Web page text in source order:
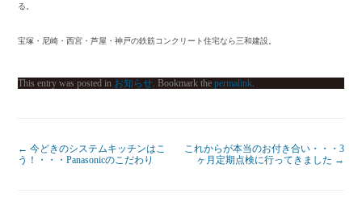
る。
宝塚・尼崎・西宮・芦屋・神戸の鉄筋コンクリート住宅なら三和建設。
This entry was posted in お知らせ. Bookmark thepermalink.
← 今どきのシステムキッチンはこ
う！・・・Panasonicのこだわり
これからが本当のお付き合い・・・3
ヶ月定期点検に行ってきました →